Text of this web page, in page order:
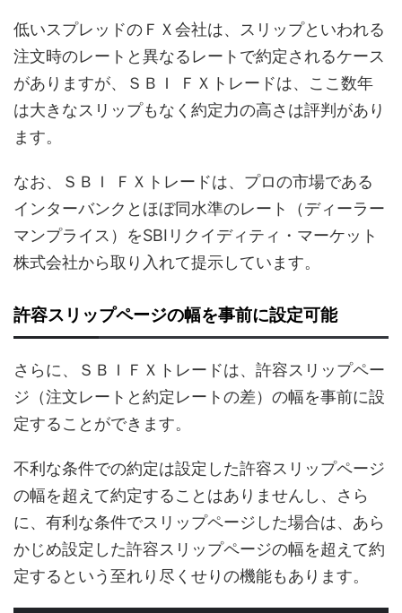
低いスプレッドのＦＸ会社は、スリップといわれる
注文時のレートと異なるレートで約定されるケース
がありますが、ＳＢＩ ＦＸトレードは、ここ数年
は大きなスリップもなく約定力の高さは評判があり
ます。
なお、ＳＢＩ ＦＸトレードは、プロの市場である
インターバンクとほぼ同水準のレート（ディーラー
マンプライス）をSBIリクイディティ・マーケット
株式会社から取り入れて提示しています。
許容スリップページの幅を事前に設定可能
さらに、ＳＢＩＦＸトレードは、許容スリップペー
ジ（注文レートと約定レートの差）の幅を事前に設
定することができます。
不利な条件での約定は設定した許容スリップページ
の幅を超えて約定することはありませんし、さら
に、有利な条件でスリップページした場合は、あら
かじめ設定した許容スリップページの幅を超えて約
定するという至れり尽くせりの機能もあります。